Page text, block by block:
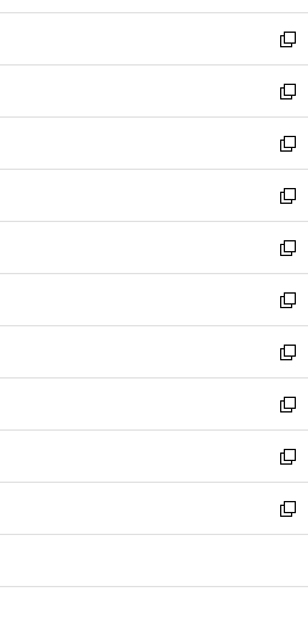
開
く
ウ
で
開
く
ン
ド
ウ
で
開
く
ウ
ィ
ン
ド
ウ
で
開
く
新
し
い
ウ
ィ
ン
ド
ウ
で
開
く
新
し
い
ウ
ィ
ン
ド
ウ
で
開
く
新
し
い
ウ
ィ
ン
ド
ウ
で
開
く
新
し
い
ウ
ィ
ン
ド
ウ
で
開
く
新
し
い
ウ
ィ
ン
ド
ウ
で
開
く
新
し
い
ウ
ィ
ン
ド
ウ
で
開
新
し
い
ウ
ィ
ン
ド
ウ
開
新
し
い
ウ
ィ
ン
ウ
新
し
い
ウ
ン
新
し
ウ